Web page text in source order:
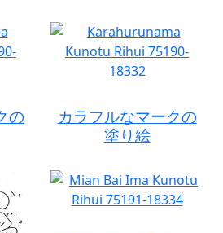
の
カラフルなマークの
塗り絵